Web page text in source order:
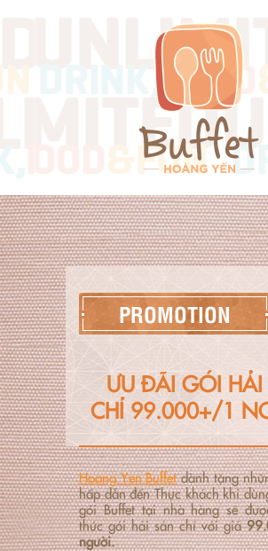
PROMOTION
ƯU ĐÃI GÓI
CHỈ 99.000+/1
Hoang Yen Buffetdành tặng
hấp dẫn đến Thực khách khi
gói Buffet tại nhà hàng sẽ
thức gói hải sản chỉ với giá
người.